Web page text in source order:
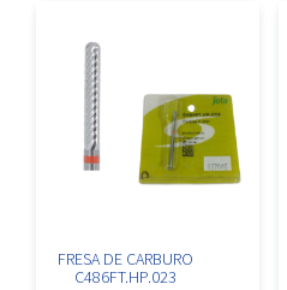
FRESA DE CARBURO
C486FT.HP.023